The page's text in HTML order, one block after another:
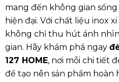
mang đến không gian
hiện đại. Với chất liệu inox
không chỉ thu hút ánh
gian. Hãy khám phá ngay
127 HOME, nơi mỗi chi tiết
để tạo nên sản phẩm hoàn